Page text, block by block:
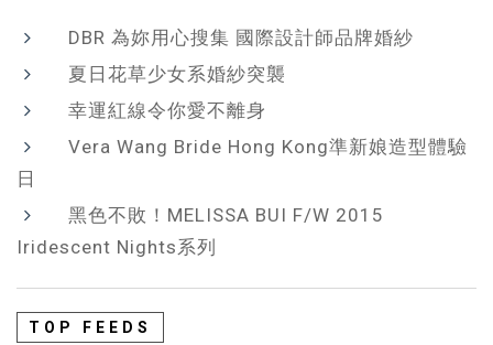
DBR 為妳用心搜集 國際設計師品牌婚紗
夏日花草少女系婚紗突襲
幸運紅線令你愛不離身
Vera Wang Bride Hong Kong準新娘造型體驗
日
黑色不敗！MELISSA BUI F/W 2015
Iridescent Nights系列
TOP FEEDS